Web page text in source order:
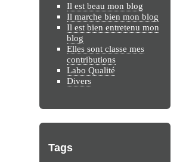
Il est beau mon blog
Il marche bien mon blog
Il est bien entretenu mon
blog
Elles sont classe mes
contributions
Labo Qualité
Divers
Tags